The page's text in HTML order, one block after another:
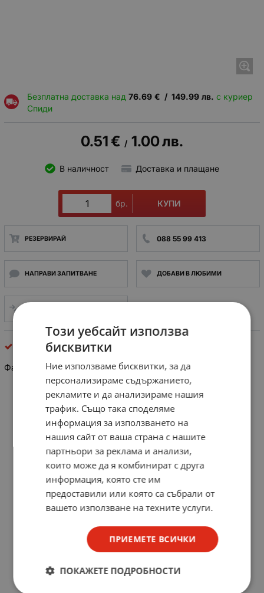
Безплатна доставка над 76.69 € / 149.99 лв. с куриер
Спиди
0.51€ / 1.00лв.
В наличност Доставка и плащане
бр. КУПИ
РЕЗЕРВИРАЙ 088 55 99 413
НАПРАВИ ЗАПИТВАНЕ ДОБАВИ В ЛЮБИМИ
фазомери
Фазомер 100-500V YT-0407
Този уебсайт използва
бисквитки
Ние използваме бисквитки, за да
персонализираме съдържанието,
рекламите и да анализираме нашия
трафик. Също така споделяме
информация за използването на
нашия сайт от ваша страна с нашите
партньори за реклама и анализи,
които може да я комбинират с друга
информация, която сте им
предоставили или която са събрали от
вашето използване на техните услуги.
ПРИЕМЕТЕ ВСИЧКИ
ПОКАЖЕТЕ ПОДРОБНОСТИ